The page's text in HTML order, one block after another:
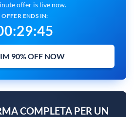
offer is live now.
OFFER ENDS IN:
:29:44
90% OFF NOW
COMPLETA PER UN